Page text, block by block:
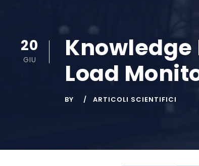
20
GIU
Load
BY ARTICOLI SCIENTIFICI